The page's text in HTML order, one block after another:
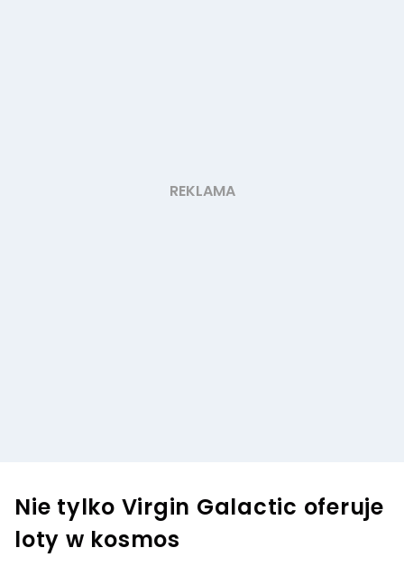
Nie tylko Virgin Galactic oferuje
loty w kosmos